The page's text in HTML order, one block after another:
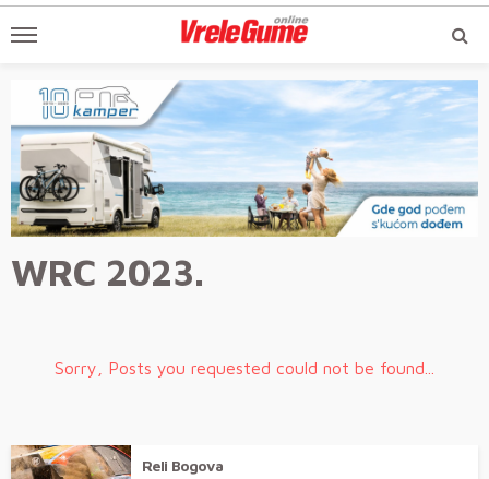
WRC 2023.
Sorry, Posts you requested could not be found...
Reli Bogova